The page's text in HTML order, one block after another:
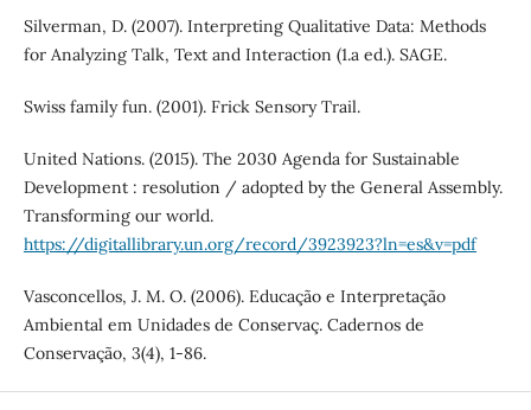
Silverman, D. (2007). Interpreting Qualitative Data: Methods
for Analyzing Talk, Text and Interaction (1.a ed.). SAGE.
Swiss family fun. (2001). Frick Sensory Trail.
United Nations. (2015). The 2030 Agenda for Sustainable
Development : resolution / adopted by the General Assembly.
Transforming our world.
https://digitallibrary.un.org/record/3923923?ln=es&v=pdf
Vasconcellos, J. M. O. (2006). Educação e Interpretação
Ambiental em Unidades de Conservaç. Cadernos de
Conservação, 3(4), 1-86.